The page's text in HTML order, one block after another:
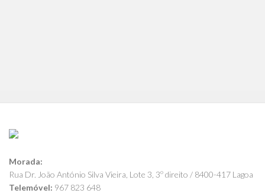
Morada:
Rua Dr. João António Silva Vieira, Lote 3, 3º direito / 8400-417 Lagoa
Telemóvel: 967 823 648